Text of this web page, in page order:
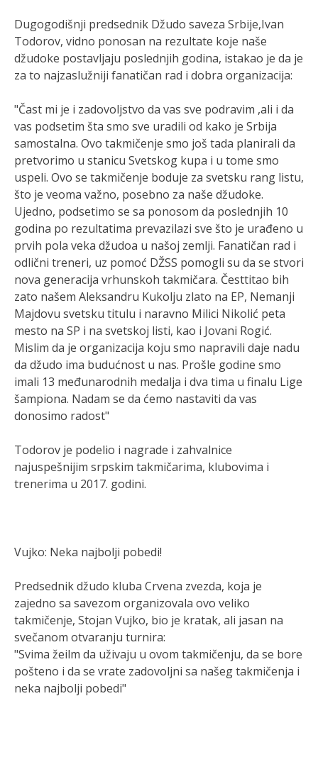
Dugogodišnji predsednik Džudo saveza Srbije,Ivan
Todorov, vidno ponosan na rezultate koje naše
džudoke postavljaju poslednjih godina, istakao je da je
za to najzaslužniji fanatičan rad i dobra organizacija:
"Čast mi je i zadovoljstvo da vas sve podravim ,ali i da
vas podsetim šta smo sve uradili od kako je Srbija
samostalna. Ovo takmičenje smo još tada planirali da
pretvorimo u stanicu Svetskog kupa i u tome smo
uspeli. Ovo se takmičenje boduje za svetsku rang listu,
što je veoma važno, posebno za naše džudoke.
Ujedno, podsetimo se sa ponosom da poslednjih 10
godina po rezultatima prevazilazi sve što je urađeno u
prvih pola veka džudoa u našoj zemlji. Fanatičan rad i
odlični treneri, uz pomoć DŽSS pomogli su da se stvori
nova generacija vrhunskoh takmičara. Česttitao bih
zato našem Aleksandru Kukolju zlato na EP, Nemanji
Majdovu svetsku titulu i naravno Milici Nikolić peta
mesto na SP i na svetskoj listi, kao i Jovani Rogić.
Mislim da je organizacija koju smo napravili daje nadu
da džudo ima budućnost u nas. Prošle godine smo
imali 13 međunarodnih medalja i dva tima u finalu Lige
šampiona. Nadam se da ćemo nastaviti da vas
donosimo radost"
Todorov je podelio i nagrade i zahvalnice
najuspešnijim srpskim takmičarima, klubovima i
trenerima u 2017. godini.
Vujko: Neka najbolji pobedi!
Predsednik džudo kluba Crvena zvezda, koja je
zajedno sa savezom organizovala ovo veliko
takmičenje, Stojan Vujko, bio je kratak, ali jasan na
svečanom otvaranju turnira:
"Svima žeilm da uživaju u ovom takmičenju, da se bore
pošteno i da se vrate zadovoljni sa našeg takmičenja i
neka najbolji pobedi"